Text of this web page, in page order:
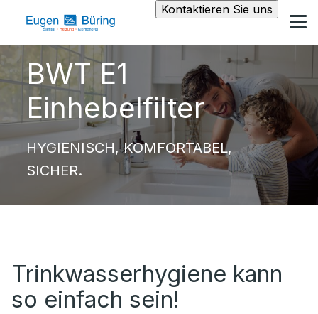
Kontaktieren Sie uns
BWT E1
Einhebelfilter
HYGIENISCH, KOMFORTABEL,
SICHER.
Trinkwasserhygiene kann
so einfach sein!